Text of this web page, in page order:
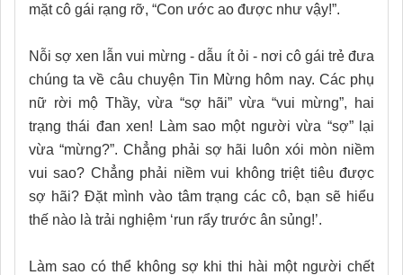
mặt cô gái rạng rỡ, “Con ước ao được như vậy!”.
Nỗi sợ xen lẫn vui mừng - dẫu ít ỏi - nơi cô gái trẻ đưa
chúng ta về câu chuyện Tin Mừng hôm nay. Các phụ
nữ rời mộ Thầy, vừa “sợ hãi” vừa “vui mừng”, hai
trạng thái đan xen! Làm sao một người vừa “sợ” lại
vừa “mừng?”. Chẳng phải sợ hãi luôn xói mòn niềm
vui sao? Chẳng phải niềm vui không triệt tiêu được
sợ hãi? Đặt mình vào tâm trạng các cô, bạn sẽ hiểu
thế nào là trải nghiệm ‘run rẩy trước ân sủng!’.
Làm sao có thể không sợ khi thi hài một người chết